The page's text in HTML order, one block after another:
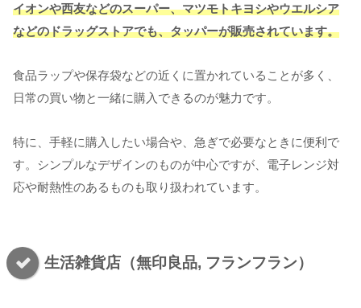
イオンや西友などのスーパー、マツモトキヨシやウエルシア
などのドラッグストアでも、タッパーが販売されています。
食品ラップや保存袋などの近くに置かれていることが多く、
日常の買い物と一緒に購入できるのが魅力です。
特に、手軽に購入したい場合や、急ぎで必要なときに便利で
す。シンプルなデザインのものが中心ですが、電子レンジ対
応や耐熱性のあるものも取り扱われています。
生活雑貨店（無印良品, フランフラン）